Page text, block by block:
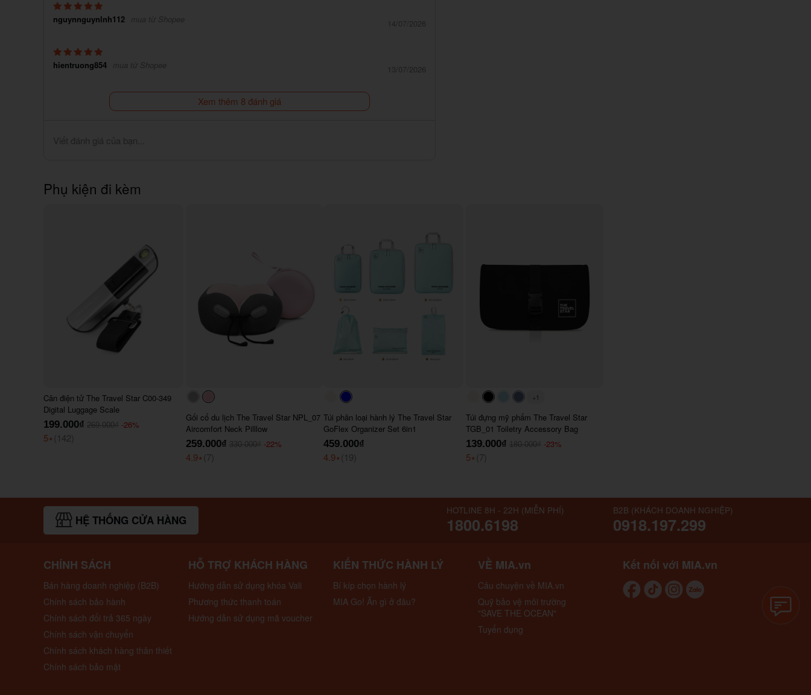
nguynnguynlnh112 mua từ Shopee 14/07/2026
hientruong854 mua từ Shopee 13/07/2026
Xem thêm 8 đánh giá
Viết đánh giá của bạn...
Phụ kiện đi kèm
Cân điện tử The Travel Star C00-349
Digital Luggage Scale
199.000₫ 269.000₫ -26%
5⭑ (142)
#acacac
Gối cổ du lịch The Travel Star NPL_07
Aircomfort Neck Pilllow
259.000₫ 330.000₫ -22%
4.9⭑ (7)
#faf0e6
Túi phân loại hành lý The Travel Star
GoFlex Organizer Set 6in1
459.000₫
4.9⭑ (19)
#faf0e6#000000#ADD8E6
+1
Túi đựng mỹ phẩm The Travel Star
TGB_01 Toiletry Accessory Bag
139.000₫ 180.000₫ -23%
5⭑ (7)
HỆ THỐNG CỬA HÀNG
HOTLINE 8H - 22H (MIỄN PHÍ)
1800.6198
B2B (KHÁCH DOANH NGHIỆP)
0918.197.299
CHÍNH SÁCH
Bán hàng doanh nghiệp (B2B)
Chính sách bảo hành
Chính sách đổi trả 365 ngày
Chính sách vận chuyển
Chính sách khách hàng thân thiết
Chính sách bảo mật
HỖ TRỢ KHÁCH HÀNG
Hướng dẫn sử dụng khóa Vali
Phương thức thanh toán
Hướng dẫn sử dụng mã voucher
KIẾN THỨC HÀNH LÝ
Bí kíp chọn hành lý
MIA Go! Ăn gì ở đâu?
VỀ MIA.vn
Câu chuyện về MIA.vn
Quỹ bảo vệ môi trường
"SAVE THE OCEAN"
Tuyển dụng
Kết nối với MIA.vn